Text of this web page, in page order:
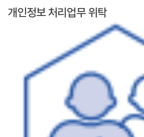
개인정보 처리업무 위탁